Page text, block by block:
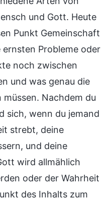
und Gott. Heute
Punkt Gemeinschaft
Probleme oder
noch zwischen
und was genau die
Nachdem du
sich, wenn du jemand
strebt, deine
und deine
wird allmählich
oder der Wahrheit
des Inhalts zum